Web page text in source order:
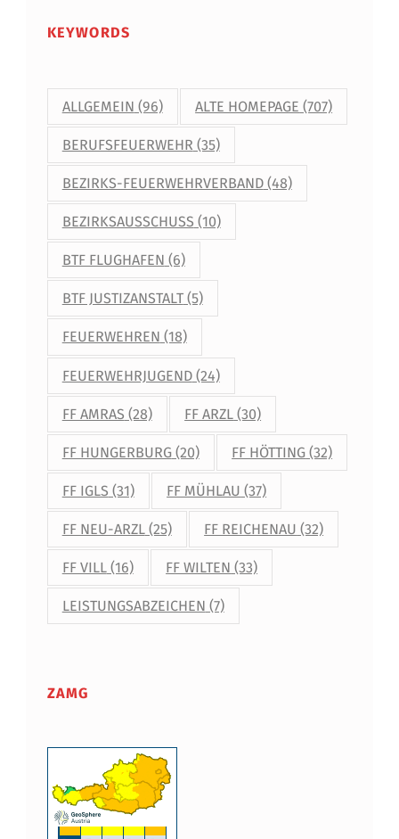
KEYWORDS
ALLGEMEIN (96) ALTE HOMEPAGE (707)
BERUFSFEUERWEHR (35)
BEZIRKS-FEUERWEHRVERBAND(48)
BEZIRKSAUSSCHUSS (10)
BTF FLUGHAFEN (6)
BTF JUSTIZANSTALT(5)
FEUERWEHREN (18)
FEUERWEHRJUGEND(24)
FF AMRAS (28) FF ARZL (30)
FF HUNGERBURG(20) FF HÖTTING (32)
FF IGLS (31) FF MÜHLAU (37)
FF NEU-ARZL(25) FF REICHENAU (32)
FF VILL(16) FF WILTEN (33)
LEISTUNGSABZEICHEN (7)
ZAMG